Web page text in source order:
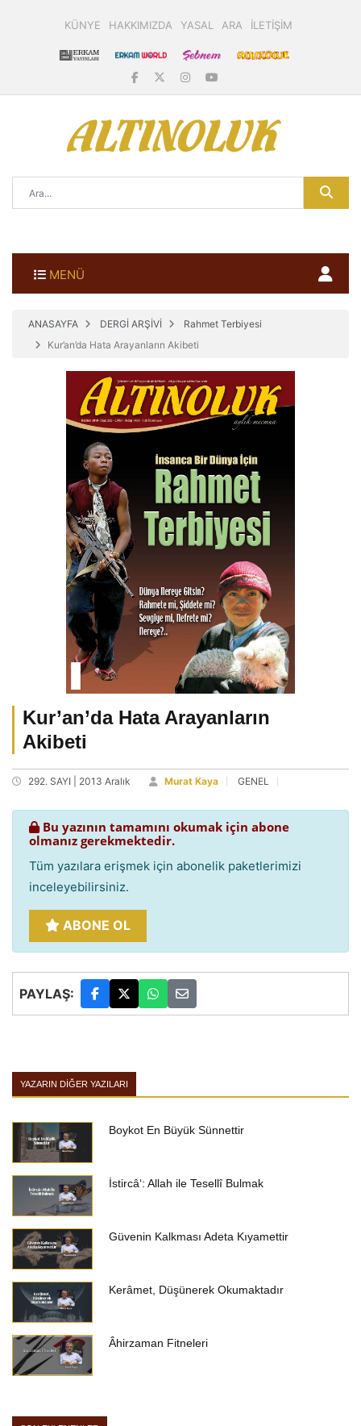
KÜNYE HAKKIMIZDA YASAL ARA İLETİŞİM
MENÜ
ANASAYFA DERGİ ARŞİVİ
Rahmet Terbiyesi
Kur’an’da Hata Arayanların Akibeti
Kur’an’da Hata Arayanların
Akibeti
292. SAYI | 2013 Aralık Murat Kaya GENEL
Bu yazının tamamını okumak için abone
olmanız gerekmektedir.
Tüm yazılara erişmek için abonelik paketlerimizi
inceleyebilirsiniz.
ABONE OL
PAYLAŞ:
YAZARIN DIĞER YAZILARI
Boykot En Büyük Sünnettir
İstircâʻ: Allah ile Tesellî Bulmak
Güvenin Kalkması Adeta Kıyamettir
Kerâmet, Düşünerek Okumaktadır
Âhirzaman Fitneleri